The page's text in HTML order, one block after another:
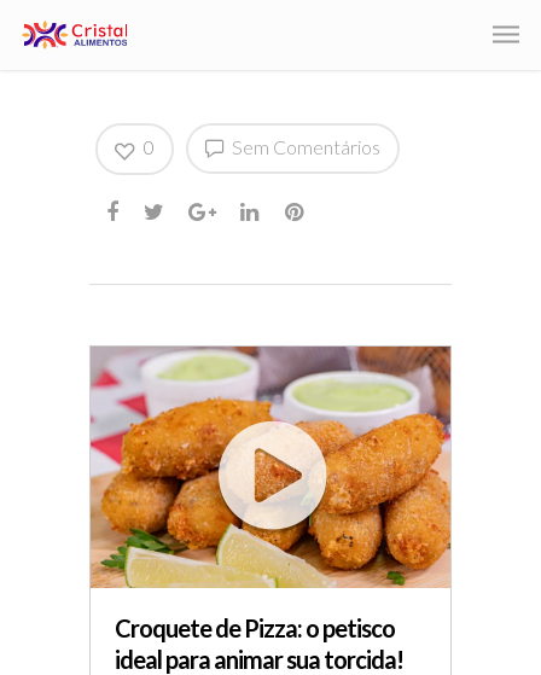
Sem Comentários
0
Croquete de Pizza: o petisco
ideal para animar sua torcida!